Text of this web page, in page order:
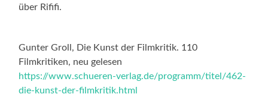
über Rififi.
Gunter Groll, Die Kunst der Filmkritik. 110
Filmkritiken, neu gelesen
https://www.schueren-verlag.de/programm/titel/462-
die-kunst-der-filmkritik.html